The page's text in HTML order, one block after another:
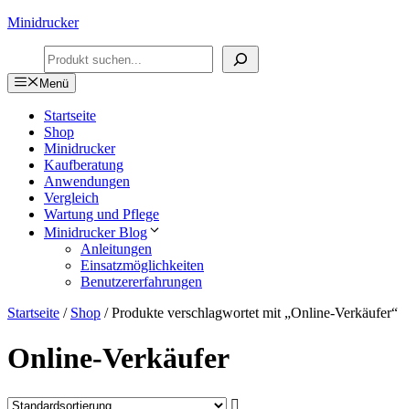
Zum
springen
Minidrucker
Suchen
Menü
Startseite
Shop
Minidrucker
Kaufberatung
Anwendungen
Vergleich
Wartung und Pflege
Minidrucker Blog
Anleitungen
Einsatzmöglichkeiten
Benutzererfahrungen
Startseite / Shop / Produkte verschlagwortet mit „Online-Verkäufer“
Online-Verkäufer